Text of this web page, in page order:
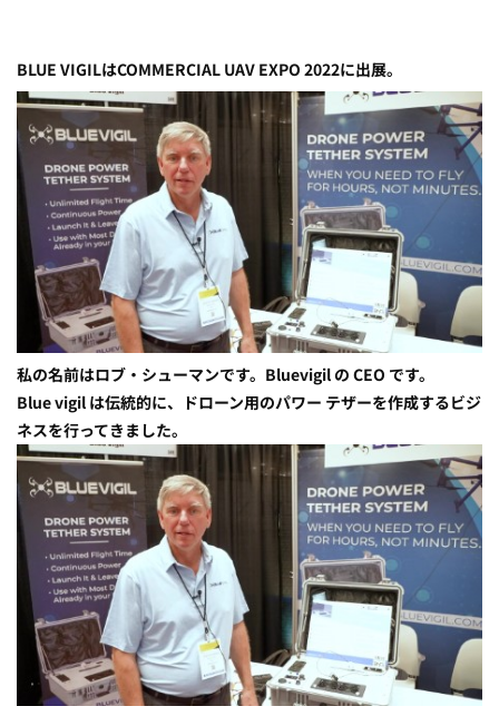
BLUE VIGILはCOMMERCIAL UAV EXPO 2022に出展。
私の名前はロブ・シューマンです。Bluevigil の CEO です。
Blue vigil は伝統的に、ドローン用のパワー テザーを作成するビジ
ネスを行ってきました。